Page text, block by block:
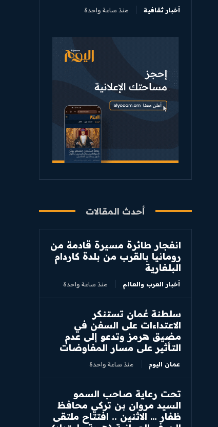
أخبار ثقافية منذ ساعة واحدة
أحدث المقالات
انفجار طائرة مسيرة قادمة من
رومانيا بالقرب من بلدة كاردام
البلغارية
أخبار العرب والعالم منذ ساعة واحدة
سلطنة عُمان تستنكر
الاعتداءات على السفن في
مضيق هرمز وتدعو إلى عدم
التأثير على مسار المفاوضات
عمان اليوم منذ ساعة واحدة
تحت رعاية صاحب السمو
السيد مروان بن تركي محافظ
ظفار … الاثنين .. افتتاح ملتقى